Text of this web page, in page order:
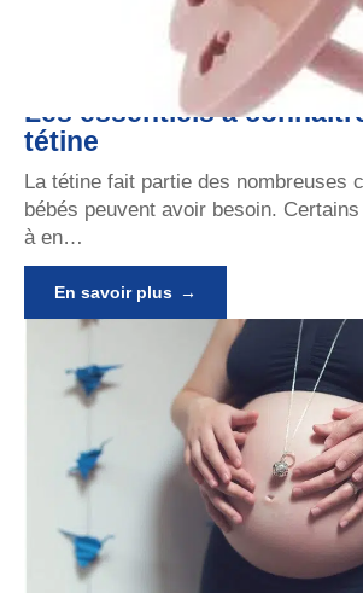
Les essentiels à
tétine
La tétine fait partie des nombreuses
bébés peuvent avoir besoin.
à en…
En savoir plus